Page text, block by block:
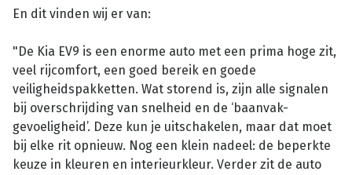
En dit vinden wij er van:
"De Kia EV9 is een enorme auto met een prima hoge zit,
veel rijcomfort, een goed bereik en goede
veiligheidspakketten. Wat storend is, zijn alle signalen
bij overschrijding van snelheid en de ‘baanvak-
gevoeligheid’. Deze kun je uitschakelen, maar dat moet
bij elke rit opnieuw. Nog een klein nadeel: de beperkte
keuze in kleuren en interieurkleur. Verder zit de auto